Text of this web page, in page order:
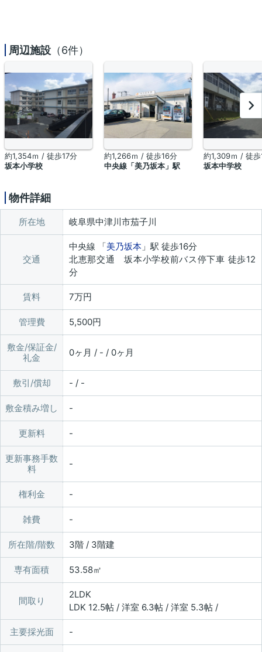
周辺施設 （6件）
約1,354ｍ / 徒歩17分
坂本小学校
約1,266ｍ / 徒歩16分
中央線「美乃坂本」駅
約1,309ｍ / 徒歩
坂本中学校
物件詳細
所在地 岐阜県中津川市茄子川
交通
中央線 「美乃坂本 」駅 徒歩16分
北恵那交通 坂本小学校前バス停下車 徒歩12
分
賃料 7万円
管理費 5,500円
敷金/保証金/
礼金
0ヶ月 / - / 0ヶ月
敷引/償却 - / -
敷金積み増し
更新料
更新事務手数
料
権利金
雑費
所在階/階数 3階 / 3階建
専有面積 53.58㎡
間取り
2LDK
LDK 12.5帖 / 洋室 6.3帖 / 洋室 5.3帖 /
主要採光面